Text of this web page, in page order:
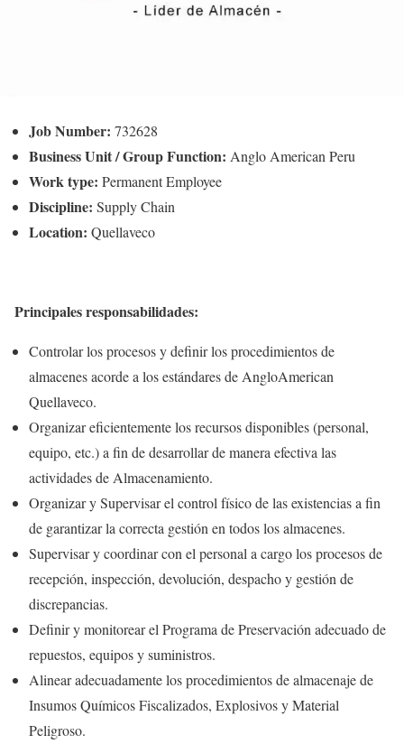
Job Number: 732628
Business Unit / Group Function: Anglo American Peru
Work type: Permanent Employee
Discipline: Supply Chain
Location: Quellaveco
Principales responsabilidades:
Controlar los procesos y definir los procedimientos de
almacenes acorde a los estándares de AngloAmerican
Quellaveco.
Organizar eficientemente los recursos disponibles (personal,
equipo, etc.) a fin de desarrollar de manera efectiva las
actividades de Almacenamiento.
Organizar y Supervisar el control físico de las existencias a fin
de garantizar la correcta gestión en todos los almacenes.
Supervisar y coordinar con el personal a cargo los procesos de
recepción, inspección, devolución, despacho y gestión de
discrepancias.
Definir y monitorear el Programa de Preservación adecuado de
repuestos, equipos y suministros.
Alinear adecuadamente los procedimientos de almacenaje de
Insumos Químicos Fiscalizados, Explosivos y Material
Peligroso.